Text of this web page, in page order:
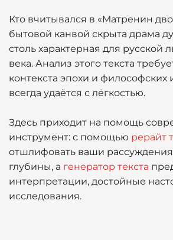
Кто вчитывался в «Матренин
бытовой канвой скрыта драма
столь характерная для русской
века. Анализ этого текста
контекста эпохи и философских
всегда удаётся с лёгкостью.
Здесь приходит на помощь
инструмент: с помощью рерайт
отшлифовать ваши
глубины, а генератор текста
интерпретации, достойные
исследования.